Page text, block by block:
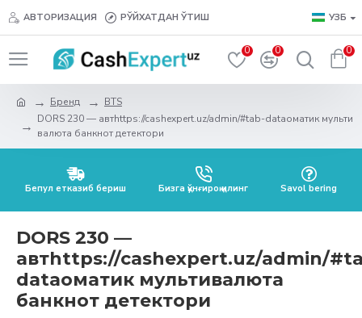
АВТОРИЗАЦИЯ РЎЙХАТДАН ЎТИШ УЗБ
0 0 0
Бренд
BTS
DORS 230 — автhttps://cashexpert.uz/admin/#tab-dataоматик мульти
валюта банкнот детектори
Бепул етказиб бериш Бизга қўнғироқ қилинг Savol bering
DORS 230 —
автhttps://cashexpert.uz/admin/
dataоматик мультивалюта
банкнот детектори